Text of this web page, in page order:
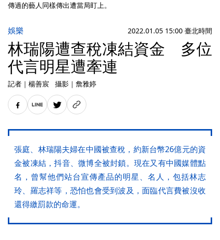
傳過的藝人同樣傳出遭當局盯上。
娛樂 2022.01.05 15:00 臺北時間
林瑞陽遭查稅凍結資金 多位
代言明星遭牽連
記者 ｜ 楊善宸 攝影 ｜ 詹雅婷
張庭、林瑞陽夫婦在中國被查稅，約新台幣26億元的資
金被凍結，抖音、微博全被封鎖。現在又有中國媒體點
名，曾幫他們站台宣傳產品的明星、名人，包括林志
玲、羅志祥等，恐怕也會受到波及，面臨代言費被沒收
還得繳罰款的命運。